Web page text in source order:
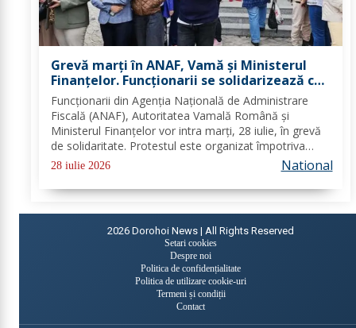
Grevă marți în ANAF, Vamă și Ministerul
Finanțelor. Funcționarii se solidarizează cu
protestul din sănătate
Funcționarii din Agenția Națională de Administrare
Fiscală (ANAF), Autoritatea Vamală Română și
Ministerul Finanțelor vor intra marți, 28 iulie, în grevă
de solidaritate. Protestul este organizat împotriva
proiectului noii legi a salarizării și are loc în aceeași zi
28 iulie 2026 National
2026 Dorohoi News | All Rights Reserved
Setari cookies
Despre noi
Politica de confidențialitate
Politica de utilizare cookie-uri
Termeni și condiții
Contact